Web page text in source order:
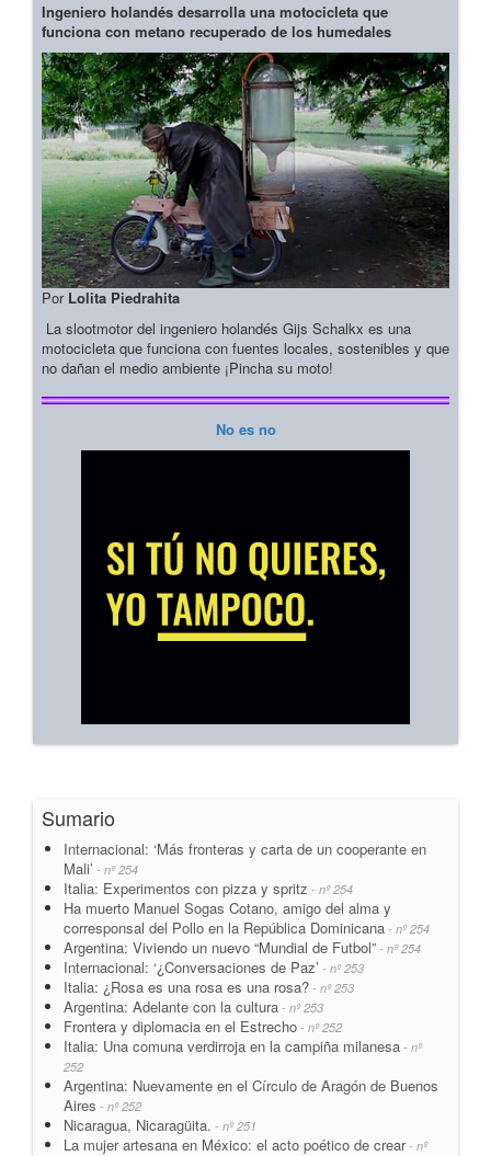
Ingeniero holandés desarrolla una motocicleta que
funciona con metano recuperado de los humedales
Por Lolita Piedrahita
La slootmotor del ingeniero holandés Gijs Schalkx es una
motocicleta que funciona con fuentes locales, sostenibles y que
no dañan el medio ambiente ¡Pincha su moto!
No es no
Sumario
Internacional: ‘Más fronteras y carta de un cooperante en
Mali’ - nº 254
Italia: Experimentos con pizza y spritz - nº 254
Ha muerto Manuel Sogas Cotano, amigo del alma y
corresponsal del Pollo en la República Dominicana - nº 254
Argentina: Viviendo un nuevo “Mundial de Futbol” - nº 254
Internacional: ‘¿Conversaciones de Paz’ - nº 253
Italia: ¿Rosa es una rosa es una rosa? - nº 253
Argentina: Adelante con la cultura - nº 253
Frontera y diplomacia en el Estrecho - nº 252
Italia: Una comuna verdirroja en la campiña milanesa - nº
252
Argentina: Nuevamente en el Círculo de Aragón de Buenos
Aires - nº 252
Nicaragua, Nicaragüita. - nº 251
La mujer artesana en México: el acto poético de crear- nº